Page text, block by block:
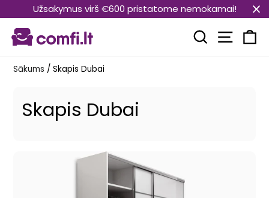
uz
saturu
Užsakymus virš €600 pristatome nemokamai!
Meklēt
Sākums / Skapis Dubai
Skapis Dubai